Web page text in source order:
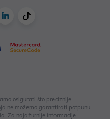
osigurati što preciznije
ne možemo garantirati potpunu
Za najažurnije informacije